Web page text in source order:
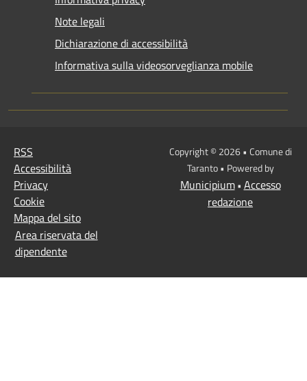
Note legali
Dichiarazione di accessibilità
Informativa sulla videosorveglianza mobile
RSS
Accessibilità
Privacy
Cookie
Mappa del sito
Area riservata del
dipendente
Copyright © 2026 • Comune di
Taranto • Powered by
Municipium• Accesso
redazione